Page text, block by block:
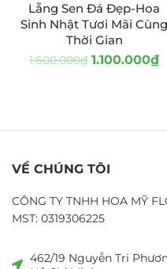
Lẵng Sen Đá Đẹp-Hoa
Sinh Nhật Tươi Mãi Cùng
Thời Gian
1.600.000₫ 1.100.000₫
VỀ CHÚNG TÔI
CÔNG TY TNHH HOA MỸ
MST: 0319306225
462/19 Nguyễn Tri